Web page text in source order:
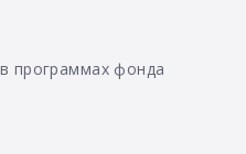
программах фонда